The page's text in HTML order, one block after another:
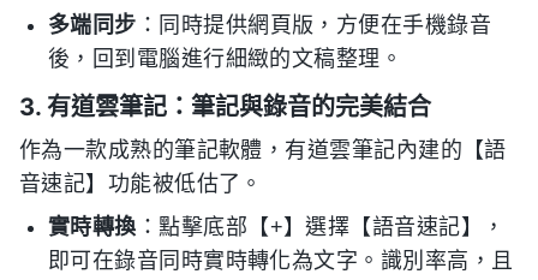
多端同步 ：同時提供網頁版，方便在手機錄音
後，回到電腦進行細緻的文稿整理。
3. 有道雲筆記：筆記與錄音的完美結合
作為一款成熟的筆記軟體，有道雲筆記內建的【語
音速記】功能被低估了。
實時轉換 ：點擊底部【+】選擇【語音速記】，
即可在錄音同時實時轉化為文字。識別率高，且